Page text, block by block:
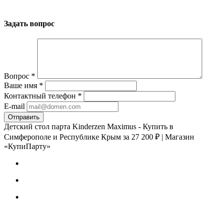
Задать вопрос
Вопрос *
Ваше имя *
Контактный телефон *
E-mail
Детский стол парта Kinderzen Maximus - Купить в
Симферополе и Республике Крым за 27 200 ₽ | Магазин
«КупиПарту»